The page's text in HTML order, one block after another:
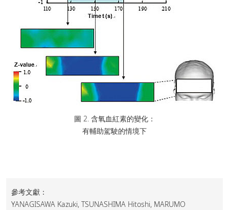
圖 2. 含氧血紅素的變化：
有輔助駕駛的情境下
參考文獻：
YANAGISAWA Kazuki, TSUNASHIMA Hitoshi, MARUMO